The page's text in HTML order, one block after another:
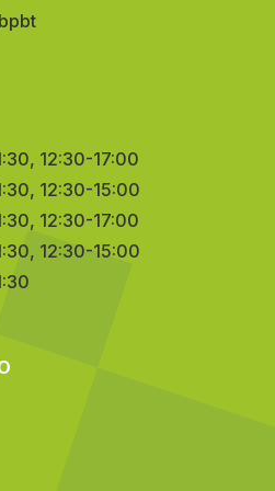
12:30-17:00
12:30-15:00
12:30-17:00
12:30-15:00